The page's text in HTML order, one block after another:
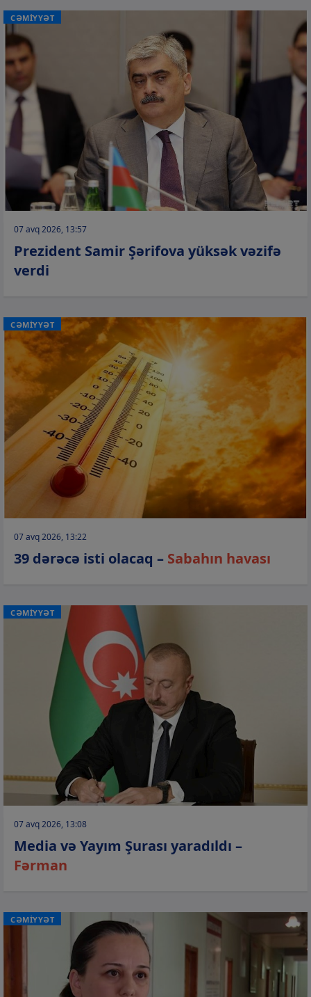
CƏMİYYƏT
07 avq 2026, 13:57
Prezident Samir Şərifova yüksək vəzifə
verdi
CƏMİYYƏT
07 avq 2026, 13:22
39 dərəcə isti olacaq – Sabahın havası
CƏMİYYƏT
07 avq 2026, 13:08
Media və Yayım Şurası yaradıldı –
Fərman
CƏMİYYƏT